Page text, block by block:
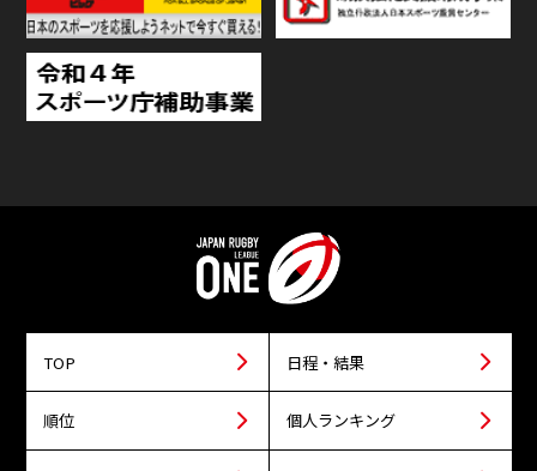
TOP 日程・結果
順位 個人ランキング